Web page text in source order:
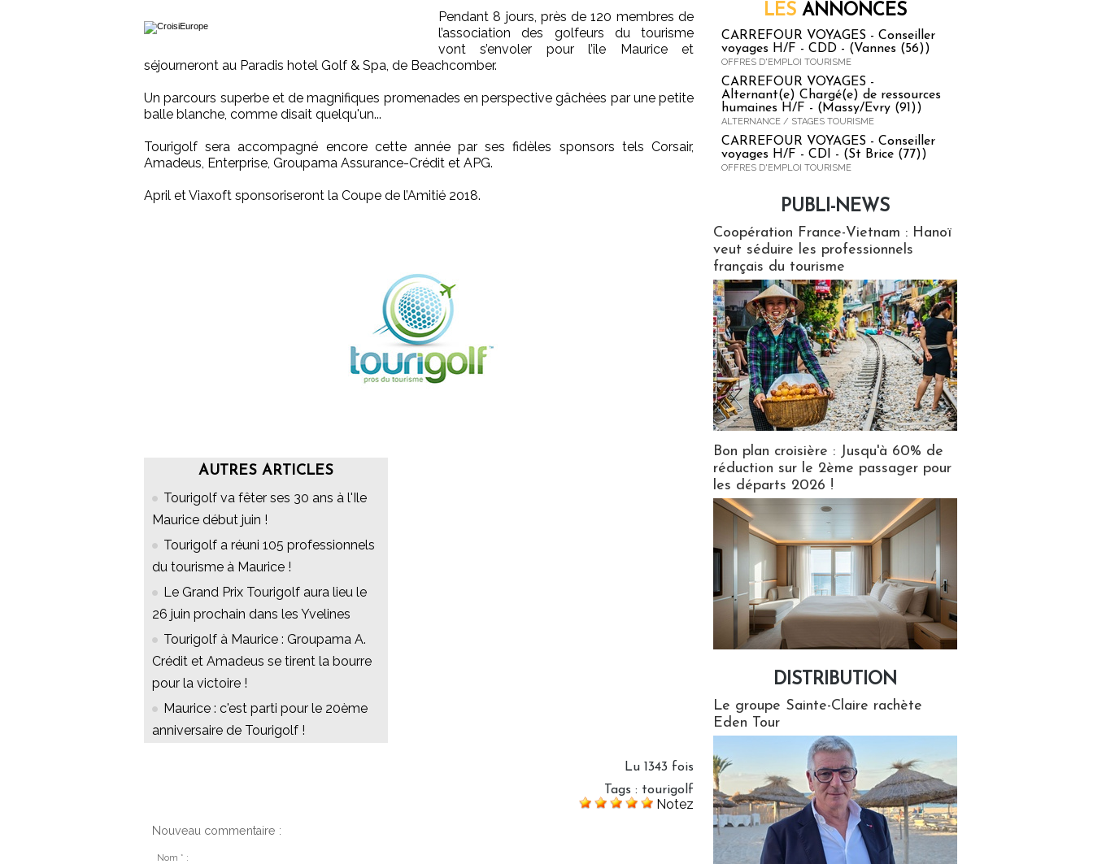
Pendant 8 jours, près de 120 membres de
l’association des golfeurs du tourisme
vont s’envoler pour l’île Maurice et
séjourneront au Paradis hotel Golf & Spa, de Beachcomber.
Un parcours superbe et de magnifiques promenades en perspective gâchées par une petite
balle blanche, comme disait quelqu'un...
Tourigolf sera accompagné encore cette année par ses fidèles sponsors tels Corsair,
Amadeus, Enterprise, Groupama Assurance-Crédit et APG.
April et Viaxoft sponsoriseront la Coupe de l’Amitié 2018.
AUTRES ARTICLES
Tourigolf va fêter ses 30 ans à l'Ile
Maurice début juin !
Tourigolf a réuni 105 professionnels
du tourisme à Maurice !
Le Grand Prix Tourigolf aura lieu le
26 juin prochain dans les Yvelines
Tourigolf à Maurice : Groupama A.
Crédit et Amadeus se tirent la bourre
pour la victoire !
Maurice : c'est parti pour le 20ème
anniversaire de Tourigolf !
Lu 1343 fois
Tags : tourigolf
Notez
Nouveau commentaire :
Nom * :
LES ANNONCES
CARREFOUR VOYAGES - Conseiller
voyages H/F - CDD - (Vannes (56))
OFFRES D'EMPLOI TOURISME
CARREFOUR VOYAGES -
Alternant(e) Chargé(e) de ressources
humaines H/F - (Massy/Evry (91))
ALTERNANCE / STAGES TOURISME
CARREFOUR VOYAGES - Conseiller
voyages H/F - CDI - (St Brice (77))
OFFRES D'EMPLOI TOURISME
PUBLI-NEWS
Coopération France-Vietnam : Hanoï
veut séduire les professionnels
français du tourisme
Bon plan croisière : Jusqu'à 60% de
réduction sur le 2ème passager pour
les départs 2026 !
DISTRIBUTION
Le groupe Sainte-Claire rachète
Eden Tour